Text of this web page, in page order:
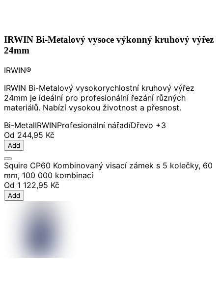
IRWIN Bi-Metalový vysoce výkonný kruhový výřez
24mm
IRWIN®
IRWIN Bi-Metalový vysokorychlostní kruhový výřez
24mm je ideální pro profesionální řezání různých
materiálů. Nabízí vysokou životnost a přesnost.
Bi-MetalIRWINProfesionální nářadíDřevo +3
Od 244,95 Kč
Add
Squire CP60 Kombinovaný visací zámek s 5 kolečky, 60
mm, 100 000 kombinací
Od 1 122,95 Kč
Add